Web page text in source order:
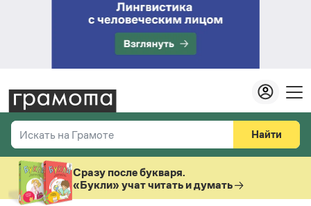
Искать на Грамоте
Справочная служба
Найти
Везде